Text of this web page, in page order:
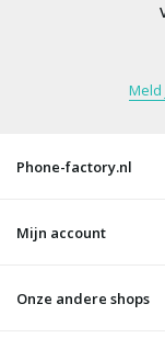
Phone-factory.nl
Mijn account
Onze andere shops